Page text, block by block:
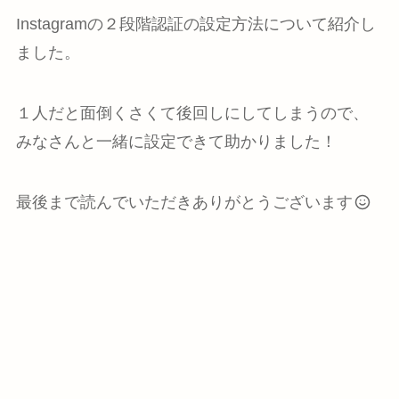
Instagramの２段階認証の設定方法について紹介し
ました。
１人だと面倒くさくて後回しにしてしまうので、
みなさんと一緒に設定できて助かりました！
最後まで読んでいただきありがとうございます